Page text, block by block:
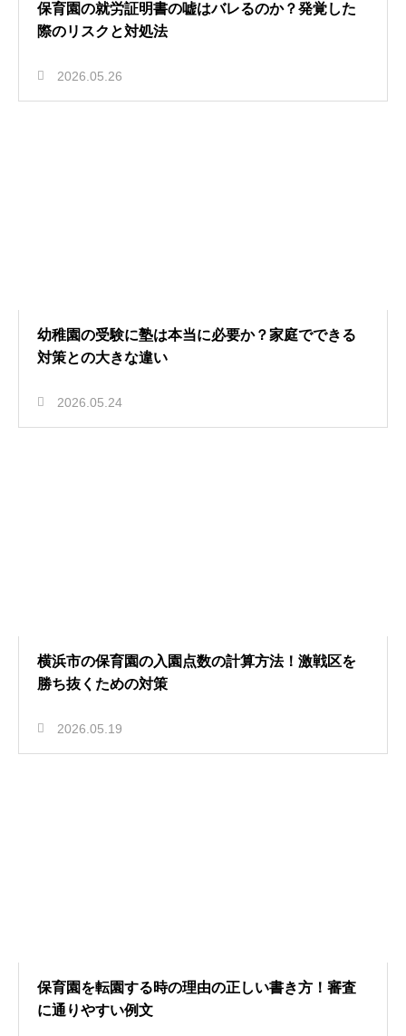
保育園の就労証明書の嘘はバレるのか？発覚した
際のリスクと対処法
2026.05.26
幼稚園の受験に塾は本当に必要か？家庭でできる
対策との大きな違い
2026.05.24
横浜市の保育園の入園点数の計算方法！激戦区を
勝ち抜くための対策
2026.05.19
保育園を転園する時の理由の正しい書き方！審査
に通りやすい例文